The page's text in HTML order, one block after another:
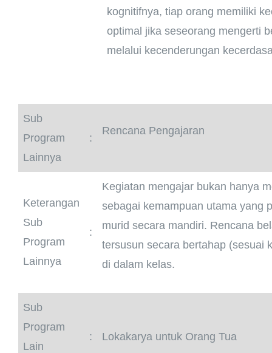
kognitifnya, tiap orang memiliki
optimal jika seseorang mengerti
melalui kecenderungan
Sub
Program
Lainnya
:
Rencana Pengajaran
Keterangan
Sub
Program
Lainnya
:
Kegiatan mengajar bukan hanya
sebagai kemampuan utama yang
murid secara mandiri. Rencana
tersusun secara bertahap (sesuai
di dalam kelas.
Sub
Program
Lain
: Lokakarya untuk Orang Tua